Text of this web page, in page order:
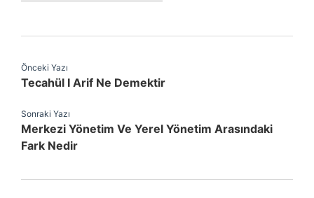
Önceki Yazı
Tecahül I Arif Ne Demektir
Sonraki Yazı
Merkezi Yönetim Ve Yerel Yönetim Arasındaki
Fark Nedir